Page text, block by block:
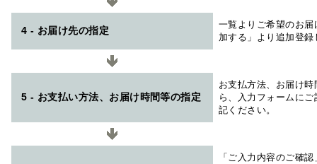
4 - お届け先の指定
一覧よりご希望のお
加する」より追加登
5 - お支払い方法、お届け時間等の指定
お支払方法、お届け
ら、入力フォームに
記ください。
「ご入力内容のご確